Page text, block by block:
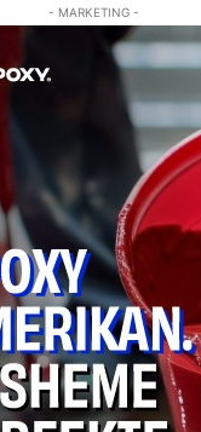
- MARKETING -